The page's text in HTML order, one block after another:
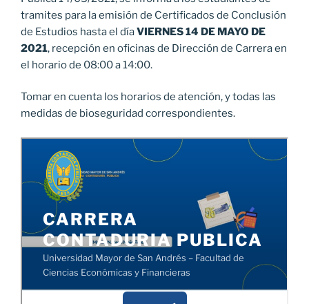
tramites para la emisión de Certificados de Conclusión
de Estudios hasta el díaVIERNES 14 DE MAYO DE
2021, recepción en oficinas de Dirección de Carrera en
el horario de 08:00 a 14:00.
Tomar en cuenta los horarios de atención, y todas las
medidas de bioseguridad correspondientes.